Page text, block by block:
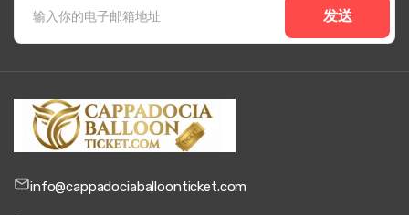
发送
info@cappadociaballoonticket.com